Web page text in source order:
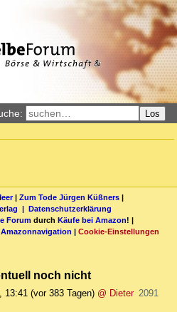
Los
| Zum Tode Jürgen Küßners |
| Datenschutzerklärung
Forum durch Käufe bei Amazon! |
Amazonnavigation | Cookie-Einstellungen
noch nicht
13:41 (vor 383 Tagen) @ Dieter 2091